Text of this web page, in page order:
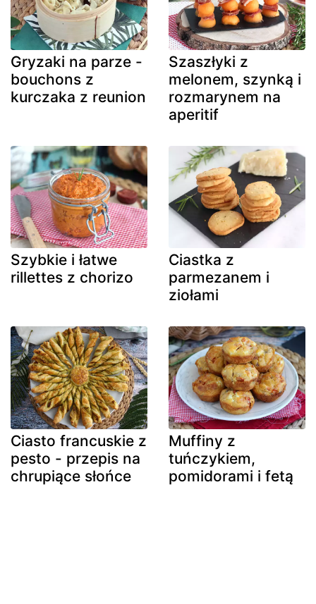
Gryzaki na parze -
bouchons z
kurczaka z reunion
Szaszłyki z
melonem, szynką i
rozmarynem na
aperitif
Szybkie i łatwe
rillettes z chorizo
Ciastka z
parmezanem i
ziołami
Ciasto francuskie z
pesto - przepis na
chrupiące słońce
Muffiny z
tuńczykiem,
pomidorami i fetą